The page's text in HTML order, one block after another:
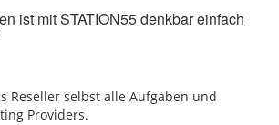
ist mit STATION55 denkbar einfach
Reseller selbst alle Aufgaben und
Providers.